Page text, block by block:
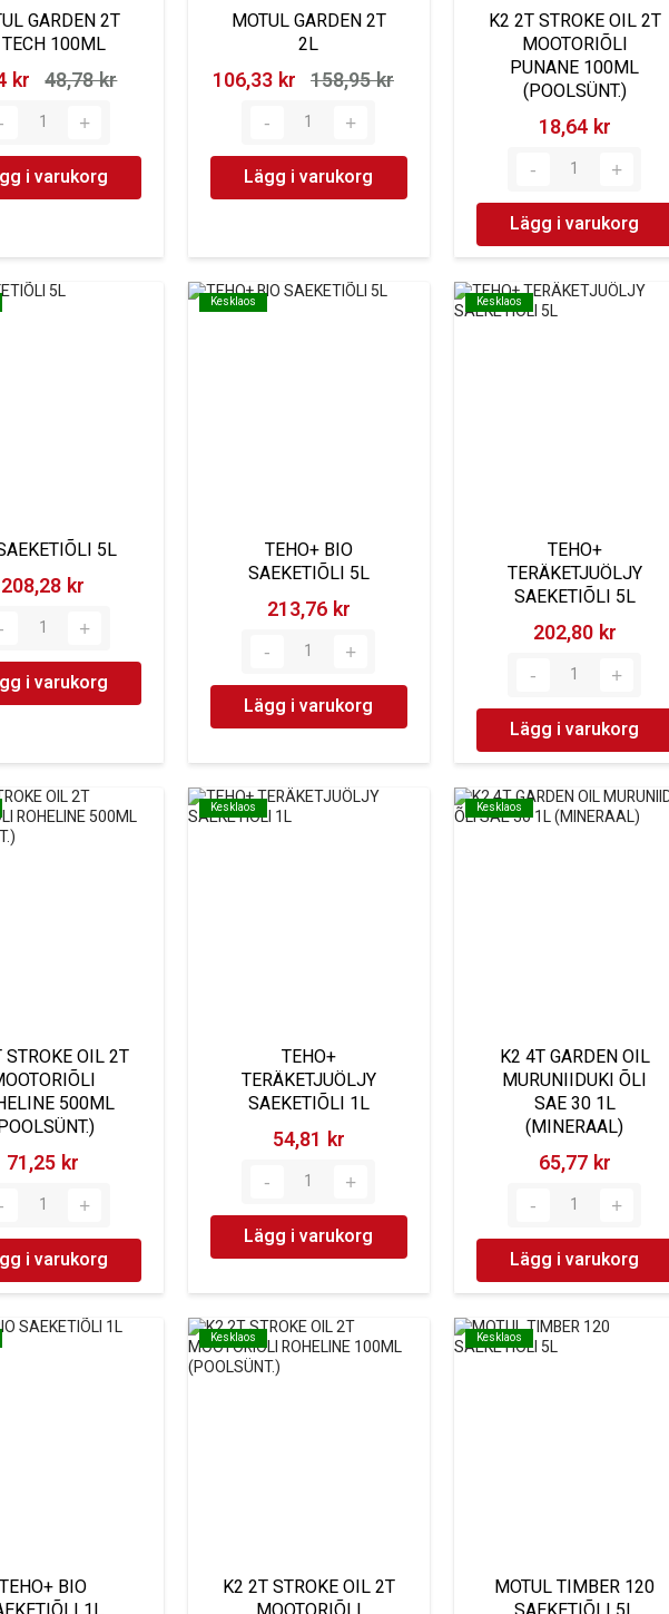
GARDEN 2T
100ML
kr‎ 48,78 kr‎
i varukorg
MOTUL GARDEN 2T
2L
106,33 kr‎ 158,95 kr‎
Lägg i varukorg
K2 2T STROKE OIL 2T
MOOTORIÕLI
PUNANE 100ML
(POOLSÜNT.)
18,64 kr‎
Lägg i varukorg
5L
208,28 kr‎
i varukorg
Kesklaos
Kesklaos
TEHO+ BIO
SAEKETIÕLI 5L
213,76 kr‎
Lägg i varukorg
Kesklaos
Kesklaos
TEHO+
TERÄKETJUÖLJY
SAEKETIÕLI 5L
202,80 kr‎
Lägg i varukorg
STROKE OIL 2T
500ML
71,25 kr‎
i varukorg
Kesklaos
Kesklaos
TEHO+
TERÄKETJUÖLJY
SAEKETIÕLI 1L
54,81 kr‎
Lägg i varukorg
Kesklaos
Kesklaos
K2 4T GARDEN OIL
MURUNIIDUKI ÕLI
SAE 30 1L
(MINERAAL)
65,77 kr‎
Lägg i varukorg
TEHO+ BIO
Kesklaos
Kesklaos
K2 2T STROKE OIL 2T
Kesklaos
Kesklaos
MOTUL TIMBER 120